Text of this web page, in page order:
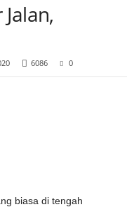
6086 0
biasa di tengah